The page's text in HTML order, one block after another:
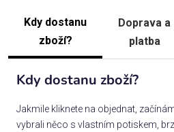
Kdy dostanu
zboží?
Doprava a
platba
Kdy dostanu zboží?
Jakmile kliknete na objednat,
vybrali něco s vlastním potiskem,